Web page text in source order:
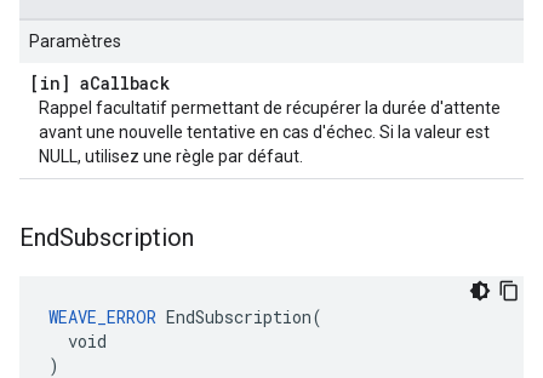
Paramètres
[in] aCallback
Rappel facultatif permettant de récupérer la durée d'attente
avant une nouvelle tentative en cas d'échec. Si la valeur est
NULL, utilisez une règle par défaut.
EndSubscription
WEAVE_ERROR EndSubscription(
  void
)